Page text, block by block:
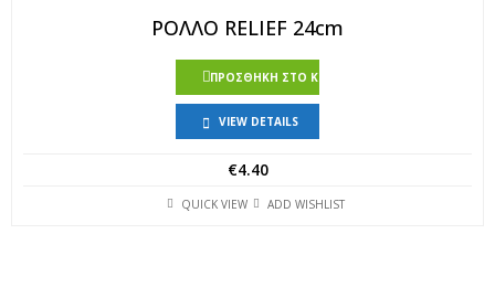
ΡΟΛΛΟ RELIEF 24cm
ΠΡΟΣΘΉΚΗ ΣΤΟ ΚΑΛΆΘΙ
VIEW DETAILS
€4.40
QUICK VIEW ADD WISHLIST